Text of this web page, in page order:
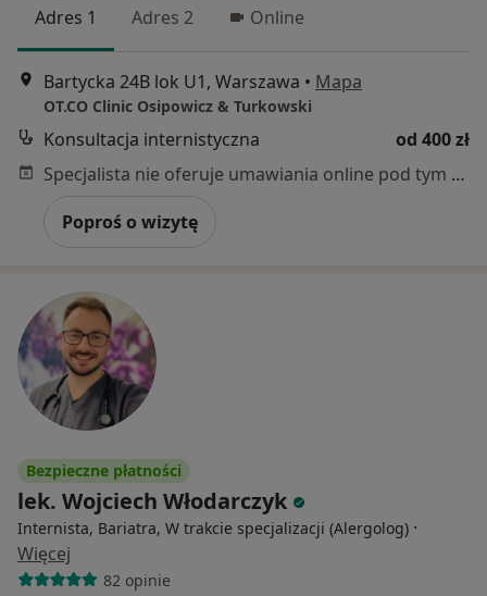
Adres 1 Adres 2 Online
Bartycka 24B lok U1, Warszawa • Mapa
OT.CO Clinic Osipowicz & Turkowski
Konsultacja internistyczna
od 400 zł
Specjalista nie oferuje umawiania online pod tym adresem.
Poproś o wizytę
Bezpieczne płatności
lek. Wojciech Włodarczyk
Internista, Bariatra, W trakcie specjalizacji (Alergolog) ·
Więcej
82 opinie